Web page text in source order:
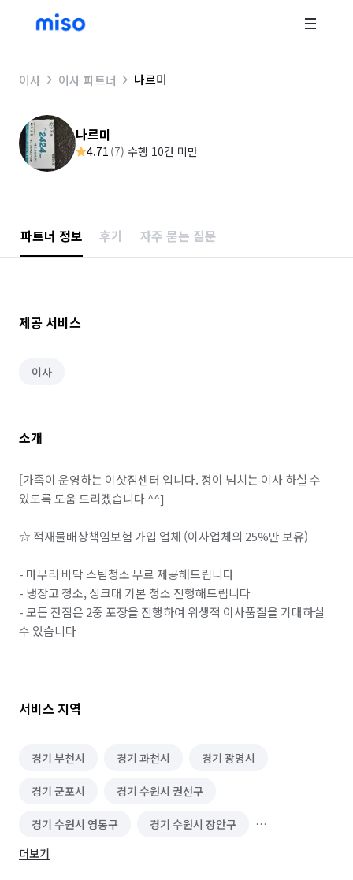
이사 이사 파트너 나르미
나르미
4.71 (7) 수행 10건 미만
파트너 정보 후기 자주 묻는 질문
제공 서비스
이사
소개
[가족이 운영하는 이삿짐센터 입니다. 정이 넘치는 이사 하실 수
있도록 도움 드리겠습니다 ^^]
☆ 적재물배상책임보험 가입 업체 (이사업체의 25%만 보유)
- 마무리 바닥 스팀청소 무료 제공해드립니다
- 냉장고 청소, 싱크대 기본 청소 진행해드립니다
- 모든 잔짐은 2중 포장을 진행하여 위생적 이사품질을 기대하실
수 있습니다
서비스 지역
경기 부천시 경기 과천시 경기 광명시
경기 군포시 경기 수원시 권선구
경기 수원시 영통구 경기 수원시 장안구
경기 수원시 팔달구
더보기